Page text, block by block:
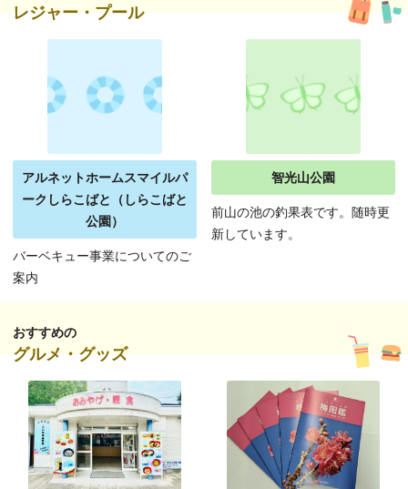
レジャー・プール
アルネットホームスマイルパ
ークしらこばと（しらこばと
公園）
バーベキュー事業についてのご
案内
智光山公園
前山の池の釣果表です。随時更
新しています。
おすすめの
グルメ・グッズ